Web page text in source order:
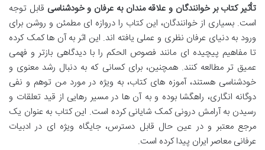
تأثیر کتاب بر خوانندگان و علاقه مندان به عرفان و خودشناسی قابل توجه
است. بسیاری از خوانندگان، این کتاب را دروازه ای مطمئن و روشن برای
ورود به دنیای عرفان نظری و عملی یافته اند. این اثر به آن ها کمک کرده
تا مفاهیم پیچیده ای مانند فصوص الحکم را با دیدگاهی بازتر و فهمی
عمیق تر مطالعه کنند. همچنین، برای کسانی که به دنبال رشد معنوی و
خودشناسی هستند، آموزه های کتاب، به ویژه در مورد من توهم و نفی
دوگانه انگاری، راهگشا بوده و به آن ها در مسیر رهایی از قید تعلقات و
رسیدن به آرامش درونی کمک شایانی کرده است. این کتاب به عنوان یک
مرجع معتبر و در عین حال قابل دسترس، جایگاه ویژه ای در ادبیات
عرفانی معاصر ایران پیدا کرده است.